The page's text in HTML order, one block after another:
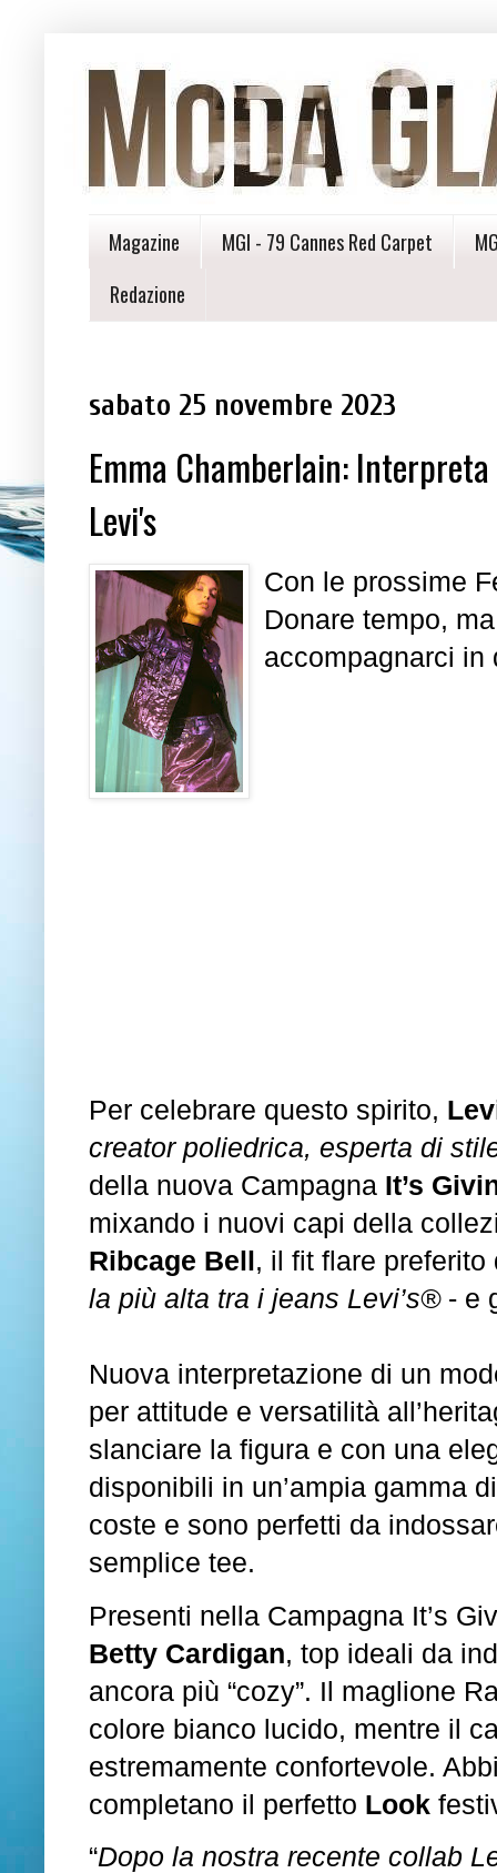
Magazine MGI - 79 Cannes Red Carpet
Redazione
sabato 25 novembre 2023
Emma Chamberlain:
Levi's
Con le prossime
Donare tempo,
accompagnarci in
Per celebrare questo spirito,
creator poliedrica, esperta di
della nuova Campagna It’s
mixando i nuovi capi della
Ribcage Bell , il fit flare
la più alta tra i jeans Levi’s®- e
Nuova interpretazione di un
per attitude e versatilità
slanciare la figura e con una
disponibili in un’ampia gamma
coste e sono perfetti da
semplice tee.
Presenti nella Campagna It’s
Betty Cardigan, top ideali da
ancora più “cozy”. Il maglione
colore bianco lucido, mentre il
estremamente confortevole.
completano il perfetto Look
“Dopo la nostra recente collab